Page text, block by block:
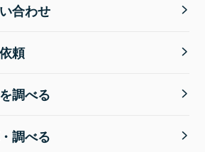
合わせ
頼
調べる
調べる